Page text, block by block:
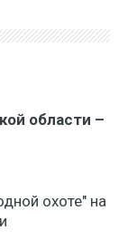
области –
охоте" на